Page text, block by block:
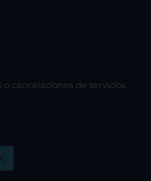
cancelaciones de servicios